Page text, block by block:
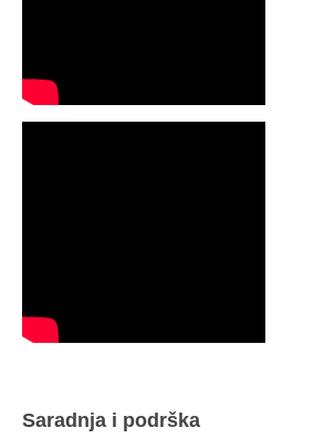
Saradnja i podrška